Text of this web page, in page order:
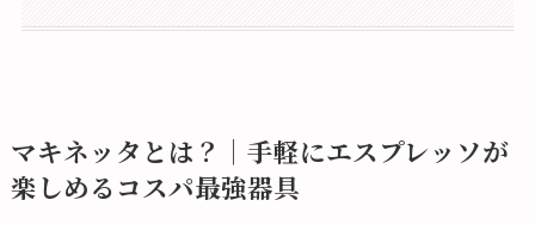
マキネッタとは？｜手軽にエスプレッソが
楽しめるコスパ最強器具